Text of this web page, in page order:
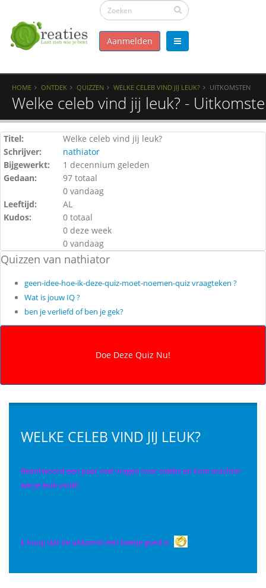
Aanmelden
HOME ONTDEK QUIZZEN WELKE CELEB VIND JIJ LEUK? UITKOMSTEN
Welke celeb vind jij leuk? -
Titel:
Welke celeb vind jij leuk?
Schrijver:
nathiator
Bijgewerkt:
1 decennium geleden
Gedaan:
97 totaal
0 vandaag
Leeftijd:
AL
Kudos:
0 totaal
0 deze week
0 vandaag
Quizzen van nathiator
geen-idee-hoe-ik-deze-quiz-moet-noemen-quiz vraagteken ?
Wat is jouw IQ ?
ben je verliefd of ben je gek?
WELKE CELEB VIND JIJ LEUK?
Beantwoord een paar veel vragen over celebs en kom erachter
wie je leuk vindt!
k hoop dat de uitkomst een beetje goed is